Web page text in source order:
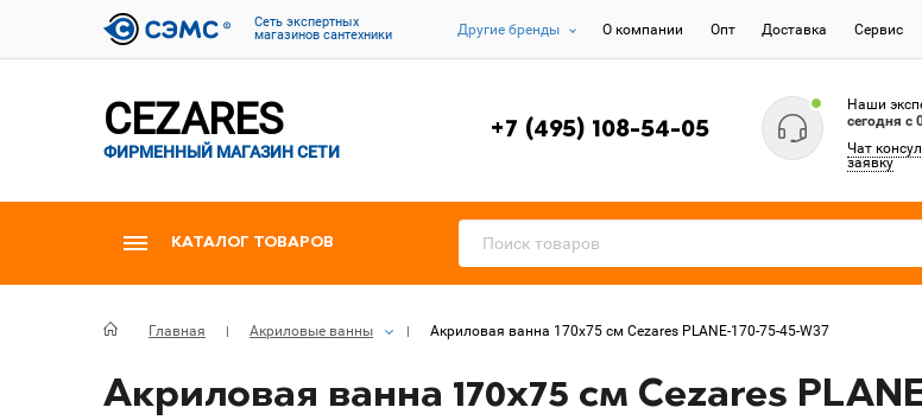
Cеть экспертных
магазинов сантехники
Другие бренды О компании Опт Доставка Сервис
CEZARES
ФИРМЕННЫЙ МАГАЗИН СЕТИ
+7 (495) 108-54-05
Наши
сегодня c
Чат
заявку
КАТАЛОГ ТОВАРОВ
Главная Акриловые ванны Акриловая ванна 170х75 см Cezares PLANE-170-75-45-W37
Акриловая ванна 170х75 см Cezares